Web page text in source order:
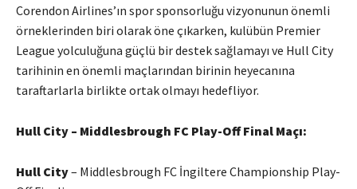
Corendon Airlines’ın spor sponsorluğu vizyonunun önemli
örneklerinden biri olarak öne çıkarken, kulübün Premier
League yolculuğuna güçlü bir destek sağlamayı ve Hull City
tarihinin en önemli maçlarından birinin heyecanına
taraftarlarla birlikte ortak olmayı hedefliyor.
Hull City – Middlesbrough FC Play-Off Final Maçı:
Hull City– Middlesbrough FC İngiltere Championship Play-